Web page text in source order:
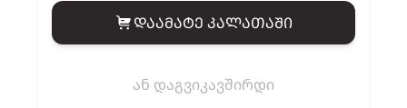
View cart
დაამატე კალათაში
ან დაგვიკავშირდი